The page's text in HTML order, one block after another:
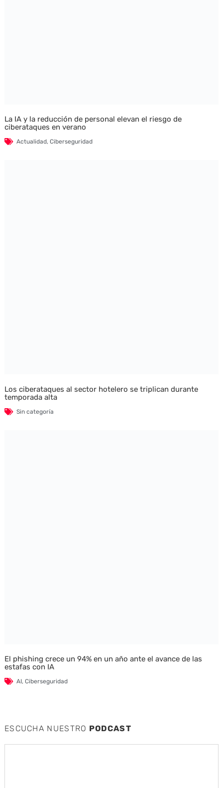
La IA y la reducción de personal elevan el riesgo de
ciberataques en verano
Actualidad, Ciberseguridad
Los ciberataques al sector hotelero se triplican durante
temporada alta
Sin categoría
El phishing crece un 94% en un año ante el avance de las
estafas con IA
AI, Ciberseguridad
ESCUCHA NUESTRO PODCAST